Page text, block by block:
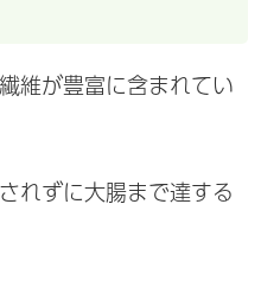
維が豊富に含まれてい
れずに大腸まで達する